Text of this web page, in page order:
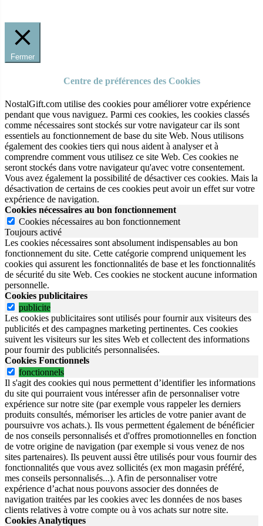
Fermer
Centre de préférences des Cookies
NostalGift.com utilise des cookies pour améliorer votre expérience
pendant que vous naviguez. Parmi ces cookies, les cookies classés
comme nécessaires sont stockés sur votre navigateur car ils sont
essentiels au fonctionnement de base du site Web. Nous utilisons
également des cookies tiers qui nous aident à analyser et à
comprendre comment vous utilisez ce site Web. Ces cookies ne
seront stockés dans votre navigateur qu'avec votre consentement.
Vous avez également la possibilité de désactiver ces cookies. Mais la
désactivation de certains de ces cookies peut avoir un effet sur votre
expérience de navigation.
Cookies nécessaires au bon fonctionnement
Cookies nécessaires au bon fonctionnement
Toujours activé
Les cookies nécessaires sont absolument indispensables au bon
fonctionnement du site. Cette catégorie comprend uniquement les
cookies qui assurent les fonctionnalités de base et les fonctionnalités
de sécurité du site Web. Ces cookies ne stockent aucune information
personnelle.
Cookies publicitaires
publicite
Les cookies publicitaires sont utilisés pour fournir aux visiteurs des
publicités et des campagnes marketing pertinentes. Ces cookies
suivent les visiteurs sur les sites Web et collectent des informations
pour fournir des publicités personnalisées.
Cookies Fonctionnels
fonctionnels
Il s'agit des cookies qui nous permettent d’identifier les informations
du site qui pourraient vous intéresser afin de personnaliser votre
expérience sur notre site (par exemple vous rappeler les derniers
produits consultés, mémoriser les articles de votre panier avant de
poursuivre vos achats.). Ils vous permettent également de bénéficier
de nos conseils personnalisés et d'offres promotionnelles en fonction
de votre origine de navigation (par exemple si vous venez de nos
sites partenaires). Ils peuvent aussi être utilisés pour vous fournir des
fonctionnalités que vous avez sollicités (ex mon magasin préféré,
mes conseils personnalisés...). Afin de personnaliser votre
expérience d’achat nous pouvons associer des données de
navigation traitées par les cookies avec les données de nos bases
clients relatives à votre compte ou à vos achats sur notre site.
Cookies Analytiques